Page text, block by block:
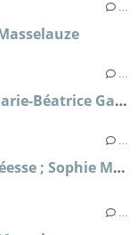
La falaise de la Repentie, tome 1 ; Marie-Béatrice Gauvin
Clodia ou le scandale de la Bonne Déesse ; Sophie Malick-Prunier